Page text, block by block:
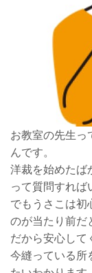
お教室の先生っ
んです。
洋裁を始めたば
って質問すれば
でもうさこは初
のが当たり前だ
だから安心して
今縫っている所